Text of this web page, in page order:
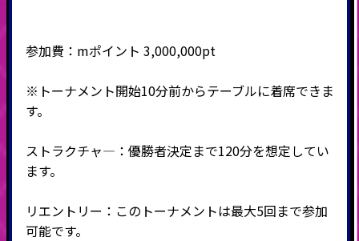
参加費：mポイント 3,000,000pt
※トーナメント開始10分前からテーブルに着席できま
す。
ストラクチャ―：優勝者決定まで120分を想定してい
ます。
リエントリー：このトーナメントは最大5回まで参加
可能です。